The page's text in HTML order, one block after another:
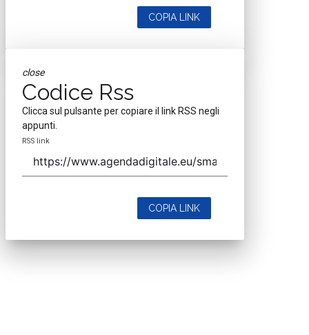
COPIA LINK
close
Codice Rss
Clicca sul pulsante per copiare il link RSS negli
appunti.
RSS link
COPIA LINK